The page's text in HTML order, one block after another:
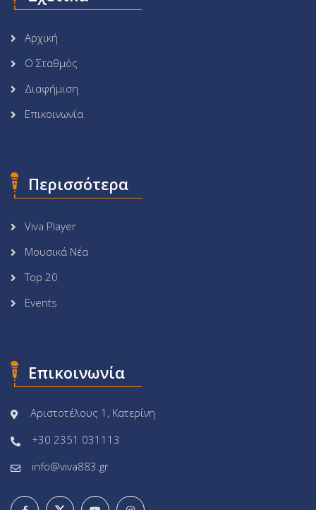
Αρχική
Ο Σταθμός
Διαφήμιση
Επικοινωνία
Περισσότερα
Viva Player
Μουσικά Νέα
Top 20
Events
Επικοινωνία
Αριστοτέλους 1, Κατερίνη
+30 2351 031113
info@viva883.gr